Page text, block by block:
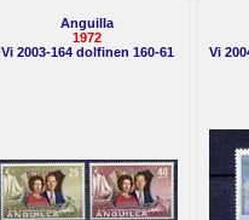
Anguilla
1972
Vi 2003-164 dolfinen 160-61
Vi